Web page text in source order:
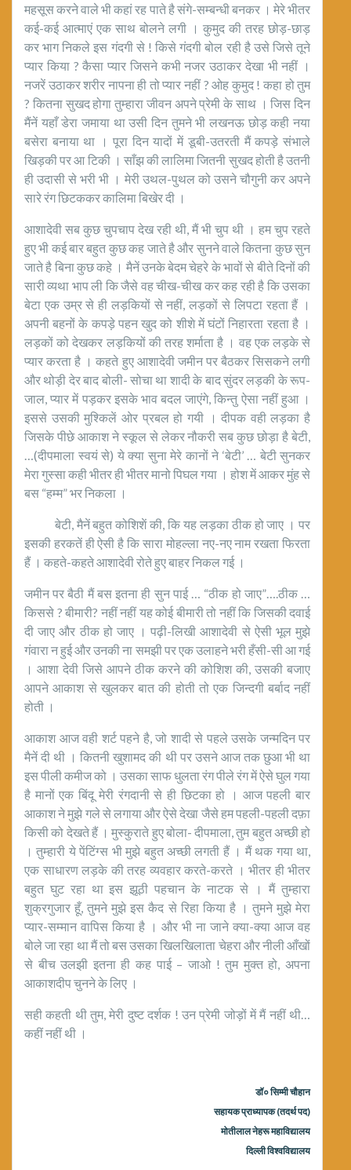
महसूस करने वाले भी कहां रह पाते है संगे-सम्बन्धी बनकर । मेरे भीतर
कई-कई आत्माएं एक साथ बोलने लगी । कुमुद की तरह छोड़-छाड़
कर भाग निकले इस गंदगी से ! किसे गंदगी बोल रही है उसे जिसे तूने
प्यार किया ? कैसा प्यार जिसने कभी नजर उठाकर देखा भी नहीं ।
नजरें उठाकर शरीर नापना ही तो प्यार नहीं ? ओह कुमुद ! कहा हो तुम
? कितना सुखद होगा तुम्हारा जीवन अपने प्रेमी के साथ । जिस दिन
मैंनें यहाँ डेरा जमाया था उसी दिन तुमने भी लखनऊ छोड़ कही नया
बसेरा बनाया था । पूरा दिन यादों में डूबी-उतरती मैं कपड़े संभाले
खिड़की पर आ टिकी । साँझ की लालिमा जितनी सुखद होती है उतनी
ही उदासी से भरी भी । मेरी उथल-पुथल को उसने चौगुनी कर अपने
सारे रंग छिटककर कालिमा बिखेर दी ।
आशादेवी सब कुछ चुपचाप देख रही थी, मैं भी चुप थी । हम चुप रहते
हुए भी कई बार बहुत कुछ कह जाते है और सुनने वाले कितना कुछ सुन
जाते है बिना कुछ कहे । मैनें उनके बेदम चेहरे के भावों से बीते दिनों की
सारी व्यथा भाप ली कि जैसे वह चीख-चीख कर कह रही है कि उसका
बेटा एक उम्र से ही लड़कियों से नहीं, लड़कों से लिपटा रहता हैं ।
अपनी बहनों के कपड़े पहन खुद को शीशे में घंटों निहारता रहता है ।
लड़कों को देखकर लड़कियों की तरह शर्माता है । वह एक लड़के से
प्यार करता है । कहते हुए आशादेवी जमीन पर बैठकर सिसकने लगी
और थोड़ी देर बाद बोली- सोचा था शादी के बाद सुंदर लड़की के रूप-
जाल, प्यार में पड़कर इसके भाव बदल जाएंगे, किन्तु ऐसा नहीं हुआ ।
इससे उसकी मुश्किलें ओर प्रबल हो गयी । दीपक वही लड़का है
जिसके पीछे आकाश ने स्कूल से लेकर नौकरी सब कुछ छोड़ा है बेटी,
…(दीपमाला स्वयं से) ये क्या सुना मेरे कानों ने ‘बेटी’ … बेटी सुनकर
मेरा गुस्सा कही भीतर ही भीतर मानो पिघल गया । होश में आकर मुंह से
बस “हम्म” भर निकला ।
बेटी, मैनें बहुत कोशिशें की, कि यह लड़का ठीक हो जाए । पर
इसकी हरकतें ही ऐसी है कि सारा मोहल्ला नए-नए नाम रखता फिरता
हैं । कहते-कहते आशादेवी रोते हुए बाहर निकल गई ।
जमीन पर बैठी मैं बस इतना ही सुन पाई … “ठीक हो जाए”….ठीक …
किससे ? बीमारी? नहीं नहीं यह कोई बीमारी तो नहीं कि जिसकी दवाई
दी जाए और ठीक हो जाए । पढ़ी-लिखी आशादेवी से ऐसी भूल मुझे
गंवारा न हुई और उनकी ना समझी पर एक उलाहने भरी हँसी-सी आ गई
। आशा देवी जिसे आपने ठीक करने की कोशिश की, उसकी बजाए
आपने आकाश से खुलकर बात की होती तो एक जिन्दगी बर्बाद नहीं
होती ।
आकाश आज वही शर्ट पहने है, जो शादी से पहले उसके जन्मदिन पर
मैनें दी थी । कितनी खुशामद की थी पर उसने आज तक छुआ भी था
इस पीली कमीज को । उसका साफ धुलता रंग पीले रंग में ऐसे घुल गया
है मानों एक बिंदू मेरी रंगदानी से ही छिटका हो । आज पहली बार
आकाश ने मुझे गले से लगाया और ऐसे देखा जैसे हम पहली-पहली दफ़ा
किसी को देखते हैं । मुस्कुराते हुए बोला- दीपमाला, तुम बहुत अच्छी हो
। तुम्हारी ये पेंटिंग्स भी मुझे बहुत अच्छी लगती हैं । मैं थक गया था,
एक साधारण लड़के की तरह व्यवहार करते-करते । भीतर ही भीतर
बहुत घुट रहा था इस झूठी पहचान के नाटक से । मैं तुम्हारा
शुक्रगुजार हूँ, तुमने मुझे इस कैद से रिहा किया है । तुमने मुझे मेरा
प्यार-सम्मान वापिस किया है । और भी ना जाने क्या-क्या आज वह
बोले जा रहा था मैं तो बस उसका खिलखिलाता चेहरा और नीली आँखों
से बीच उलझी इतना ही कह पाई – जाओ ! तुम मुक्त हो, अपना
आकाशदीप चुनने के लिए ।
सही कहती थी तुम, मेरी दुष्ट दर्शक ! उन प्रेमी जोड़ों में मैं नहीं थी…
कहीं नहीं थी ।
डॉ० सिम्मी चौहान
सहायक प्राध्यापक (तदर्थ पद)
मोतीलाल नेहरू महाविद्यालय
दिल्ली विश्वविद्यालय